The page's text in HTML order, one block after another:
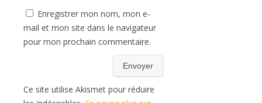
Enregistrer mon nom, mon e-
mail et mon site dans le navigateur
pour mon prochain commentaire.
Ce site utilise Akismet pour réduire